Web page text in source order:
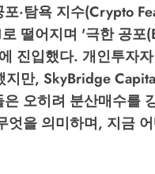
·탐욕 지수(Crypto
떨어지며 '극한 공포
진입했다. 개인투자
지만, SkyBridge
은 오히려 분산매수를
엇을 의미하며, 지금